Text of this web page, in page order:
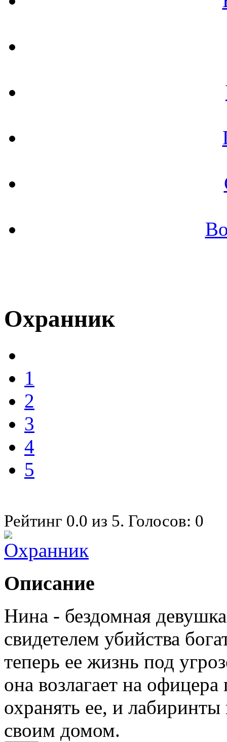
Охранник
1
2
3
4
5
Рейтинг 0.0 из 5. Голосов: 0
Описание
Нина - бездомная
свидетелем убийства
теперь ее жизнь под
она возлагает на
охранять ее, и лабиринты
своим домом.